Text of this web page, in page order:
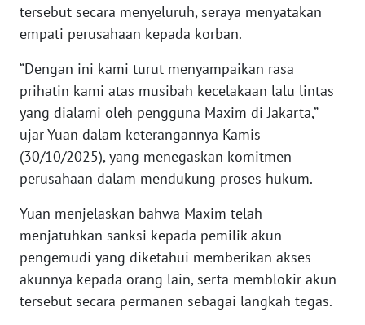
tersebut secara menyeluruh, seraya menyatakan
empati perusahaan kepada korban.
“Dengan ini kami turut menyampaikan rasa
prihatin kami atas musibah kecelakaan lalu lintas
yang dialami oleh pengguna Maxim di Jakarta,”
ujar Yuan dalam keterangannya Kamis
(30/10/2025), yang menegaskan komitmen
perusahaan dalam mendukung proses hukum.
Yuan menjelaskan bahwa Maxim telah
menjatuhkan sanksi kepada pemilik akun
pengemudi yang diketahui memberikan akses
akunnya kepada orang lain, serta memblokir akun
tersebut secara permanen sebagai langkah tegas.
REDAKSI
KARIR
DISCLAIMER
Wahana
Regional
WN
SUMUT
WN
JAKARTA